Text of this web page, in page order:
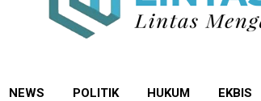
NEWS POLITIK HUKUM EKBIS